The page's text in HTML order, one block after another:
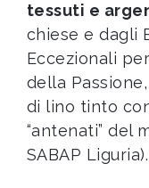
tessuti e
chiese e dagli
Eccezionali
della
di lino tinto
“antenati” del
SABAP Liguria).